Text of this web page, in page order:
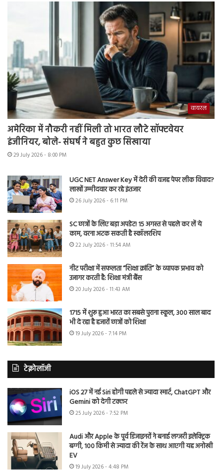
वायरल
अमेरिका में नौकरी नहीं मिली तो भारत लौटे सॉफ्टवेयर
इंजीनियर, बोले- संघर्ष ने बहुत कुछ सिखाया
29 July 2026 - 8:00 PM
UGC NET Answer Key में देरी की वजह पेपर लीक विवाद?
लाखों उम्मीदवार कर रहे इंतजार
26 July 2026 - 6:11 PM
SC छात्रों के लिए बड़ा अपडेट! 15 अगस्त से पहले कर लें ये
काम, वरना अटक सकती है स्कॉलरशिप
22 July 2026 - 11:54 AM
नीट परीक्षा में सफलता “शिक्षा क्रांति” के व्यापक प्रभाव को
उजागर करती है: शिक्षा मंत्री बैंस
20 July 2026 - 11:43 AM
1715 में शुरू हुआ भारत का सबसे पुराना स्कूल, 300 साल बाद
भी दे रहा है हजारों छात्रों को शिक्षा
19 July 2026 - 7:14 PM
टेक्नोलॉजी
iOS 27 में नई Siri होगी पहले से ज्यादा स्मार्ट, ChatGPT और
Gemini को देगी टक्कर
25 July 2026 - 7:52 PM
Audi और Apple के पूर्व डिजाइनरों ने बनाई लग्जरी इलेक्ट्रिक
बग्गी, 100 किमी से ज्यादा की रेंज के साथ आएगी यह अनोखी
EV
19 July 2026 - 4:48 PM